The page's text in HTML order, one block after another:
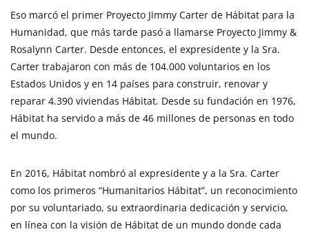
Eso marcó el primer Proyecto Jimmy Carter de Hábitat para la
Humanidad, que más tarde pasó a llamarse Proyecto Jimmy &
Rosalynn Carter. Desde entonces, el expresidente y la Sra.
Carter trabajaron con más de 104.000 voluntarios en los
Estados Unidos y en 14 países para construir, renovar y
reparar 4.390 viviendas Hábitat. Desde su fundación en 1976,
Hábitat ha servido a más de 46 millones de personas en todo
el mundo.
En 2016, Hábitat nombró al expresidente y a la Sra. Carter
como los primeros “Humanitarios Hábitat”, un reconocimiento
por su voluntariado, su extraordinaria dedicación y servicio,
en línea con la visión de Hábitat de un mundo donde cada